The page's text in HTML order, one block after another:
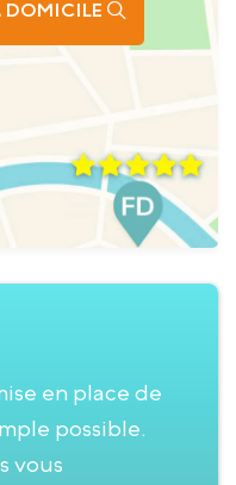
DOMICILE
en place de
possible.
vous